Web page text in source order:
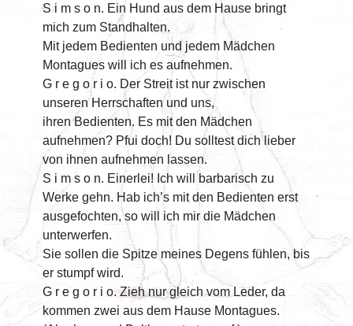
S i m s o n. Ein Hund aus dem Hause bringt
mich zum Standhalten.
Mit jedem Bedienten und jedem Mädchen
Montagues will ich es aufnehmen.
G r e g o r i o. Der Streit ist nur zwischen
unseren Herrschaften und uns,
ihren Bedienten. Es mit den Mädchen
aufnehmen? Pfui doch! Du solltest dich lieber
von ihnen aufnehmen lassen.
S i m s o n. Einerlei! Ich will barbarisch zu
Werke gehn. Hab ich’s mit den Bedienten erst
ausgefochten, so will ich mir die Mädchen
unterwerfen.
Sie sollen die Spitze meines Degens fühlen, bis
er stumpf wird.
G r e g o r i o. Zieh nur gleich vom Leder, da
kommen zwei aus dem Hause Montagues.